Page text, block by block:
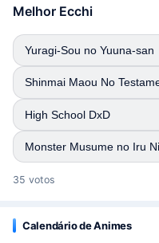
Melhor Ecchi
Yuragi-Sou no Yuuna-san
Shinmai Maou No
High School DxD
Monster Musume no Iru
35 votos
Calendário de Animes